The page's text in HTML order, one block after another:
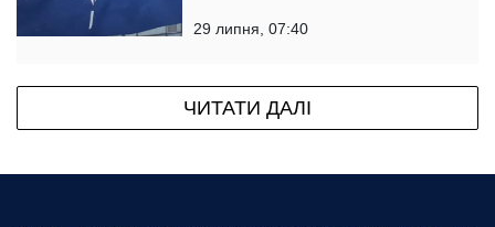
29 липня, 07:40
ЧИТАТИ ДАЛІ